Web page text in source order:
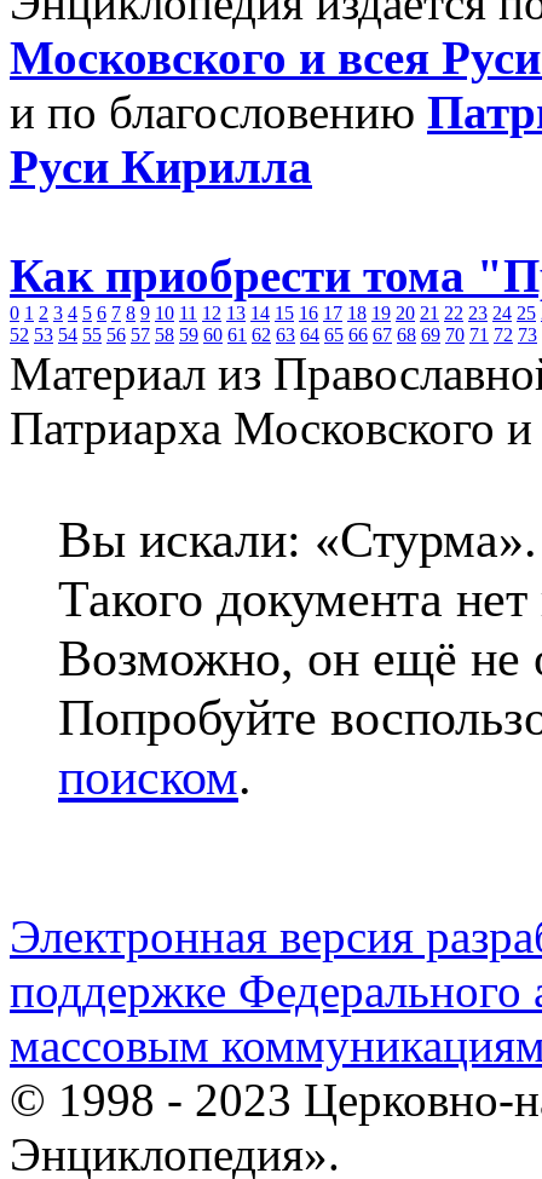
Московского и всея
и по благословению
Руси Кирилла
Как приобрести тома
0 1 2 3 4 5 6 7 8 9 10 11 12 13 14 15 16 17 18 19 20 21 22 23 24 25
52 53 54 55 56 57 58 59 60 61 62 63 64 65 66 67 68 69 70 71 72 73
Материал из
Патриарха Московского
Вы искали: «Стурма».
Такого документа
Возможно, он ещё не
Попробуйте
поиском.
Электронная версия
поддержке Федерального
массовым
© 1998 - 2023 Церковно-
Энциклопедия».